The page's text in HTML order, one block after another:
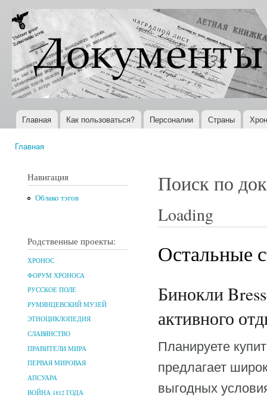
Документы
XX века
Всемирная
история в
Интернете
Главное меню
Главная Как пользоваться? Персоналии Страны
Главная
Навигация
Облако тэгов
Родственные проекты:
ХРОНОС
ФОРУМ ХРОНОСА
РУССКОЕ ПОЛЕ
РУМЯНЦЕВСКИЙ МУЗЕЙ
ЭТНОЦИКЛОПЕДИЯ
СЛАВЯНСТВО
ПРАВИТЕЛИ МИРА
ПЕРВАЯ МИРОВАЯ
АПСУАРА
ВОЙНА 1812 ГОДА
Поиск по
Loading
Остальные
Бинокли
активного
Планируете
предлагает
выгодных